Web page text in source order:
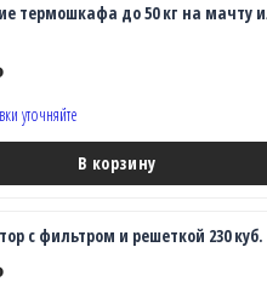
термошкафа до 50 кг на мачту
уточняйте
В корзину
с фильтром и решеткой 230